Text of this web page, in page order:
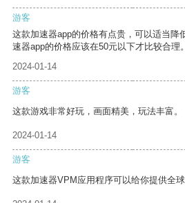
游客
这款加速器app的价格有点贵，可以适当降
速器app的价格应该在50元以下才比较合理。
2024-01-14
游客
这款游戏非常好玩，画面精美，玩法丰富。
2024-01-14
游客
这款加速器VPM应用程序可以给你提供全